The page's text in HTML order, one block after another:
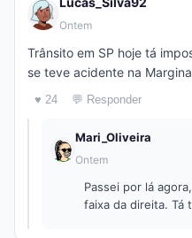
Ontem
Trânsito em SP hoje tá
se teve acidente na
♥ 24 💬 Responder
Mari_Oliveira
Ontem
Passei por lá
faixa da direita. Tá